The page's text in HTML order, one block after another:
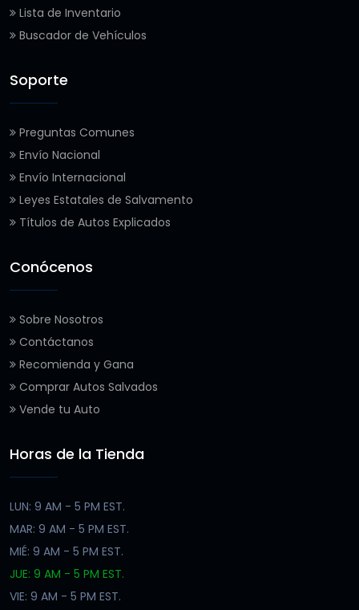
Lista de Inventario
Buscador de Vehículos
Soporte
Preguntas Comunes
Envío Nacional
Envío Internacional
Leyes Estatales de Salvamento
Títulos de Autos Explicados
Conócenos
Sobre Nosotros
Contáctanos
Recomienda y Gana
Comprar Autos Salvados
Vende tu Auto
Horas de la Tienda
LUN: 9 AM - 5 PM EST.
MAR: 9 AM - 5 PM EST.
MIÉ: 9 AM - 5 PM EST.
JUE: 9 AM - 5 PM EST.
VIE: 9 AM - 5 PM EST.